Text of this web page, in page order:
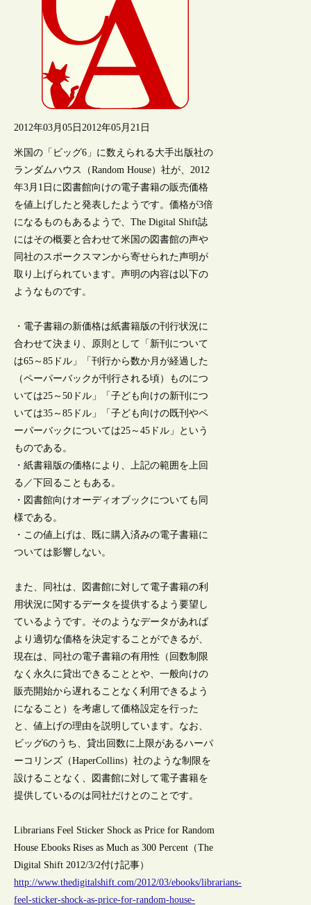
2012年03月05日 2012年05月21日
米国の「ビッグ6」に数えられる大手出版社の
ランダムハウス（Random House）社が、2012
年3月1日に図書館向けの電子書籍の販売価格
を値上げしたと発表したようです。価格が3倍
になるものもあるようで、The Digital Shift誌
にはその概要と合わせて米国の図書館の声や
同社のスポークスマンから寄せられた声明が
取り上げられています。声明の内容は以下の
ようなものです。
・電子書籍の新価格は紙書籍版の刊行状況に
合わせて決まり、原則として「新刊について
は65～85ドル」「刊行から数か月が経過した
（ペーパーバックが刊行される頃）ものにつ
いては25～50ドル」「子ども向けの新刊につ
いては35～85ドル」「子ども向けの既刊やペ
ーパーバックについては25～45ドル」という
ものである。
・紙書籍版の価格により、上記の範囲を上回
る／下回ることもある。
・図書館向けオーディオブックについても同
様である。
・この値上げは、既に購入済みの電子書籍に
ついては影響しない。
また、同社は、図書館に対して電子書籍の利
用状況に関するデータを提供するよう要望し
ているようです。そのようなデータがあれば
より適切な価格を決定することができるが、
現在は、同社の電子書籍の有用性（回数制限
なく永久に貸出できることとや、一般向けの
販売開始から遅れることなく利用できるよう
になること）を考慮して価格設定を行った
と、値上げの理由を説明しています。なお、
ビッグ6のうち、貸出回数に上限があるハーパ
ーコリンズ（HaperCollins）社のような制限を
設けることなく、図書館に対して電子書籍を
提供しているのは同社だけとのことです。
Librarians Feel Sticker Shock as Price for Random
House Ebooks Rises as Much as 300 Percent（The
Digital Shift 2012/3/2付け記事）
http://www.thedigitalshift.com/2012/03/ebooks/librarians-
feel-sticker-shock-as-price-for-random-house-